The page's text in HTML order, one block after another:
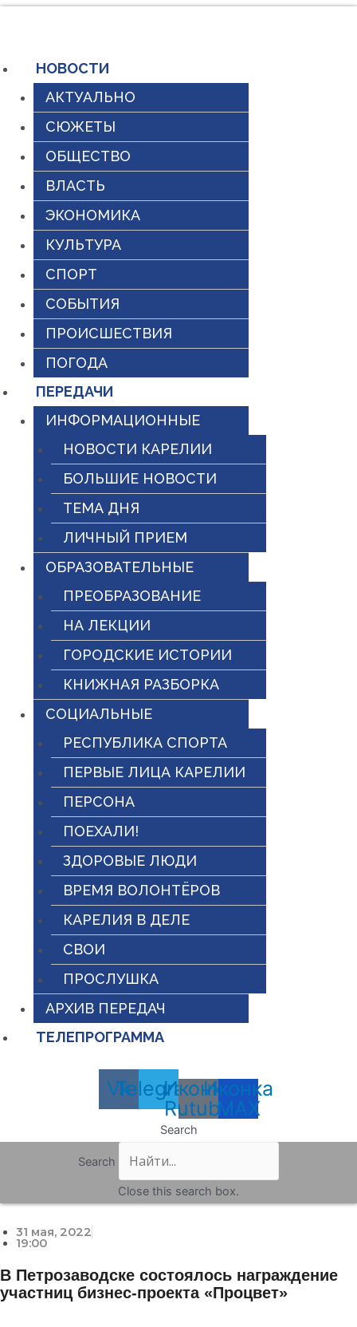
содержимому
НОВОСТИ
АКТУАЛЬНО
СЮЖЕТЫ
ОБЩЕСТВО
ВЛАСТЬ
ЭКОНОМИКА
КУЛЬТУРА
СПОРТ
СОБЫТИЯ
ПРОИСШЕСТВИЯ
ПОГОДА
ПЕРЕДАЧИ
ИНФОРМАЦИОННЫЕ
НОВОСТИ КАРЕЛИИ
БОЛЬШИЕ НОВОСТИ
ТЕМА ДНЯ
ЛИЧНЫЙ ПРИЕМ
ОБРАЗОВАТЕЛЬНЫЕ
ПРЕОБРАЗОВАНИЕ
НА ЛЕКЦИИ
ГОРОДСКИЕ ИСТОРИИ
КНИЖНАЯ РАЗБОРКА
СОЦИАЛЬНЫЕ
РЕСПУБЛИКА СПОРТА
ПЕРВЫЕ ЛИЦА КАРЕЛИИ
ПЕРСОНА
ПОЕХАЛИ!
ЗДОРОВЫЕ ЛЮДИ
ВРЕМЯ ВОЛОНТЁРОВ
КАРЕЛИЯ В ДЕЛЕ
СВОИ
ПРОСЛУШКА
АРХИВ ПЕРЕДАЧ
ТЕЛЕПРОГРАММА
Vk
Telegram
Иконка
Rutube
Иконка
MAX
Search
Search
Close this search box.
31 мая, 2022
19:00
В Петрозаводске состоялось награждение
участниц бизнес-проекта «Процвет»